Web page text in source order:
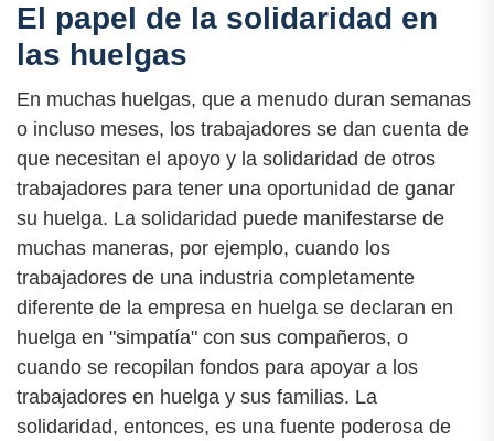
El papel de la solidaridad en
las huelgas
En muchas huelgas, que a menudo duran semanas
o incluso meses, los trabajadores se dan cuenta de
que necesitan el apoyo y la solidaridad de otros
trabajadores para tener una oportunidad de ganar
su huelga. La solidaridad puede manifestarse de
muchas maneras, por ejemplo, cuando los
trabajadores de una industria completamente
diferente de la empresa en huelga se declaran en
huelga en "simpatía" con sus compañeros, o
cuando se recopilan fondos para apoyar a los
trabajadores en huelga y sus familias. La
solidaridad, entonces, es una fuente poderosa de